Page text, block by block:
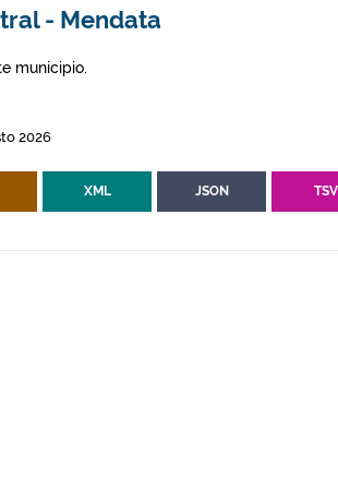
- Mendata
municipio.
2026
XML JSON TSV